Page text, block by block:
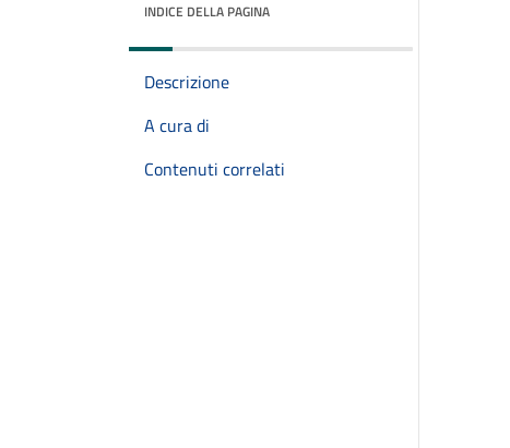
INDICE DELLA PAGINA
Descrizione
A cura di
Contenuti correlati